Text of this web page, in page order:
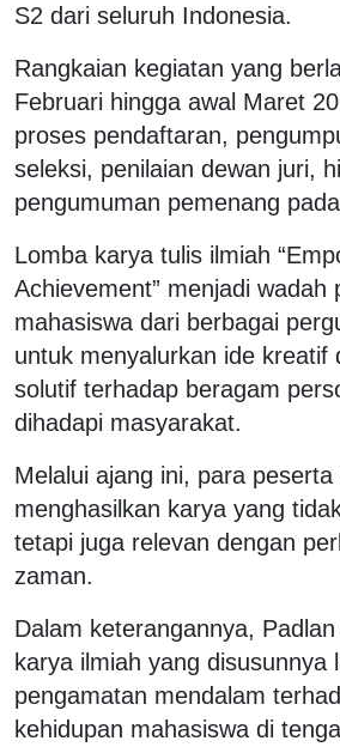
S2 dari seluruh Indonesia.
Rangkaian kegiatan yang
Februari hingga awal Maret
proses pendaftaran,
seleksi, penilaian dewan juri,
pengumuman pemenang
Lomba karya tulis ilmiah
Achievement” menjadi wadah
mahasiswa dari berbagai
untuk menyalurkan ide kreatif
solutif terhadap beragam
dihadapi masyarakat.
Melalui ajang ini, para
menghasilkan karya yang
tetapi juga relevan dengan
zaman.
Dalam keterangannya,
karya ilmiah yang disusunnya
pengamatan mendalam
kehidupan mahasiswa di